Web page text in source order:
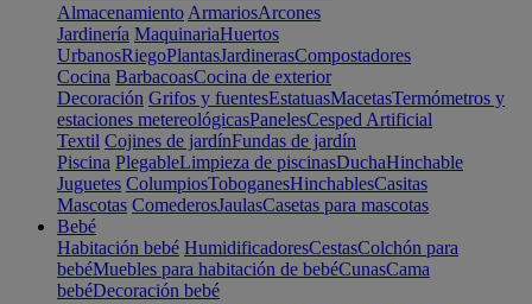
Almacenamiento ArmariosArcones
Jardinería MaquinariaHuertos
UrbanosRiegoPlantasJardinerasCompostadores
Cocina BarbacoasCocina de exterior
Decoración Grifos y fuentesEstatuasMacetasTermómetros y
estaciones metereológicasPanelesCesped Artificial
Textil Cojines de jardínFundas de jardín
Piscina PlegableLimpieza de piscinasDuchaHinchable
Juguetes ColumpiosToboganesHinchablesCasitas
Mascotas ComederosJaulasCasetas para mascotas
Bebé
Habitación bebé HumidificadoresCestasColchón para
bebéMuebles para habitación de bebéCunasCama
bebéDecoración bebé